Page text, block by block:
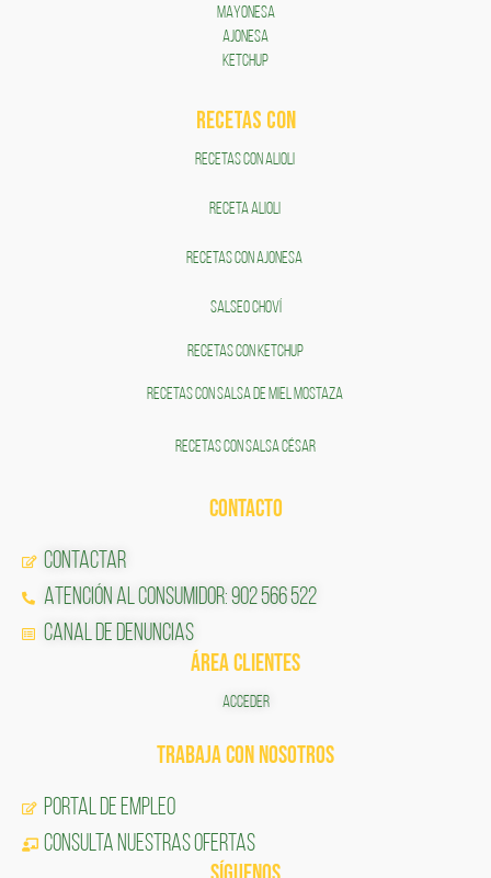
MAYONESA
AJONESA
KETCHUP
RECETAS COn
RECETAS CON ALIOLI
RECETA ALIOLI
RECETAS CON AJONESA
SALSEO CHOVÍ
RECETAS CON KETCHUP
RECETAS CON SALSA DE MIEL MOSTAZA
RECETAS CON SALSA CÉSAR
CONTACTO
Contactar
Atención al Consumidor: 902 566 522
Canal de Denuncias
ÁREA CLIENTES
ACCEDER
TRABAJA CON NOSOTROS
Portal de Empleo
CONSULTA NUESTRAS OFERTAS